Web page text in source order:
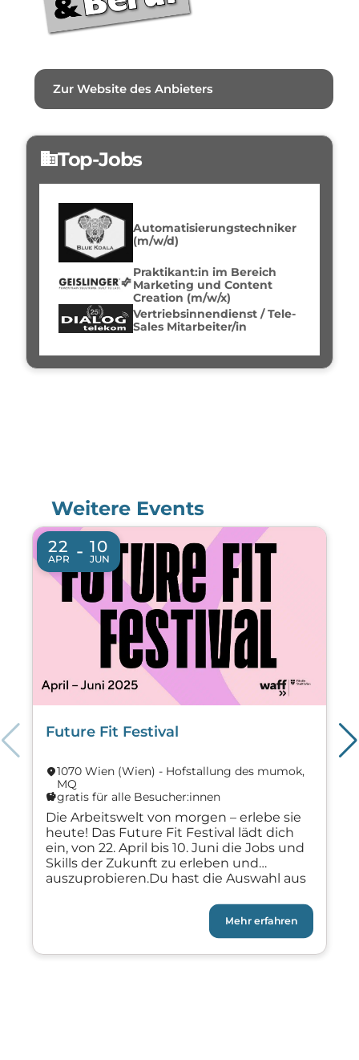
Zur Website des Anbieters
domainTop-Jobs
Automatisierungstechniker
(m/w/d)
Praktikant:in im Bereich
Marketing und Content
Creation (m/w/x)
Vertriebsinnendienst / Tele-
Sales Mitarbeiter/in
Weitere Events
22
APR - 10
JUN
Future Fit Festival
location_on1070 Wien (Wien) - Hofstallung des mumok,
MQ
savingsgratis für alle Besucher:innen
Die Arbeitswelt von morgen – erlebe sie
heute! Das Future Fit Festival lädt dich
ein, von 22. April bis 10. Juni die Jobs und
Skills der Zukunft zu erleben und
auszuprobieren.Du hast die Auswahl aus
Wien. Mehr als 100 Partner bieten dir
spannende Workshops, interessante
Einblicke in Top-Unternehmen und […]
Mehr erfahren